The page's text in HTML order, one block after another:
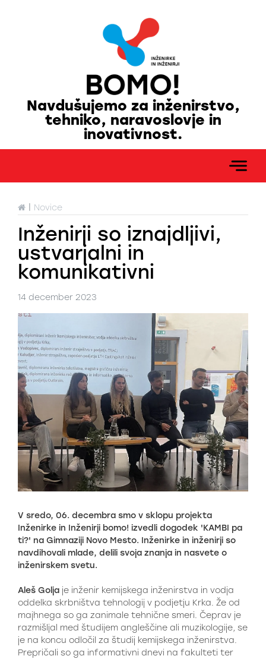
Navdušujemo za inženirstvo,
tehniko, naravoslovje in
inovativnost.
| Novice
Inženirji so iznajdljivi,
ustvarjalni in
komunikativni
14 december 2023
V sredo, 06. decembra smo v sklopu projekta
Inženirke in Inženirji bomo! izvedli dogodek 'KAMBI pa
ti?' na Gimnaziji Novo Mesto. Inženirke in inženirji so
navdihovali mlade, delili svoja znanja in nasvete o
inženirskem svetu.
Aleš Golja je inženir kemijskega inženirstva in vodja
oddelka skrbništva tehnologij v podjetju Krka. Že od
majhnega so ga zanimale tehnične smeri. Čeprav je
razmišljal med študijem angleščine ali muzikologije, se
je na koncu odločil za študij kemijskega inženirstva.
Prepričali so ga informativni dnevi na fakulteti ter